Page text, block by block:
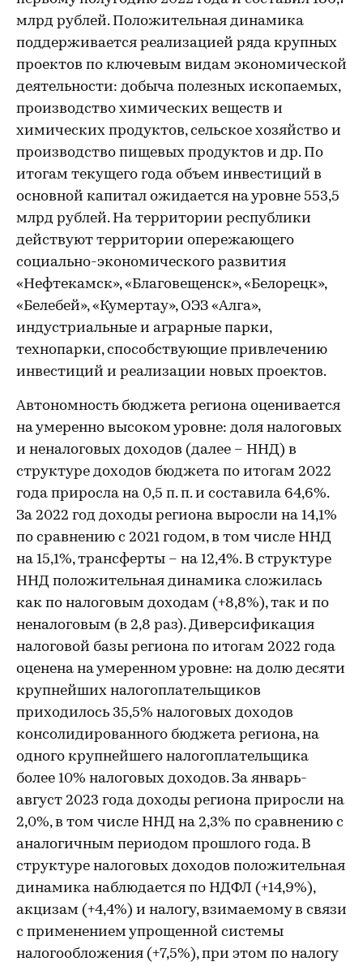
млрд рублей. Положительная динамика
поддерживается реализацией ряда крупных
проектов по ключевым видам экономической
деятельности: добыча полезных ископаемых,
производство химических веществ и
химических продуктов, сельское хозяйство и
производство пищевых продуктов и др. По
итогам текущего года объем инвестиций в
основной капитал ожидается на уровне 553,5
млрд рублей. На территории республики
действуют территории опережающего
социально-экономического развития
«Нефтекамск», «Благовещенск», «Белорецк»,
«Белебей», «Кумертау», ОЭЗ «Алга»,
индустриальные и аграрные парки,
технопарки, способствующие привлечению
инвестиций и реализации новых проектов.
Автономность бюджета региона оценивается
на умеренно высоком уровне: доля налоговых
и неналоговых доходов (далее – ННД) в
структуре доходов бюджета по итогам 2022
года приросла на 0,5 п. п. и составила 64,6%.
За 2022 год доходы региона выросли на 14,1%
по сравнению с 2021 годом, в том числе ННД
на 15,1%, трансферты – на 12,4%. В структуре
ННД положительная динамика сложилась
как по налоговым доходам (+8,8%), так и по
неналоговым (в 2,8 раз). Диверсификация
налоговой базы региона по итогам 2022 года
оценена на умеренном уровне: на долю десяти
крупнейших налогоплательщиков
приходилось 35,5% налоговых доходов
консолидированного бюджета региона, на
одного крупнейшего налогоплательщика
более 10% налоговых доходов. За январь-
август 2023 года доходы региона приросли на
2,0%, в том числе ННД на 2,3% по сравнению с
аналогичным периодом прошлого года. В
структуре налоговых доходов положительная
динамика наблюдается по НДФЛ (+14,9%),
акцизам (+4,4%) и налогу, взимаемому в связи
с применением упрощенной системы
налогообложения (+7,5%), при этом по налогу